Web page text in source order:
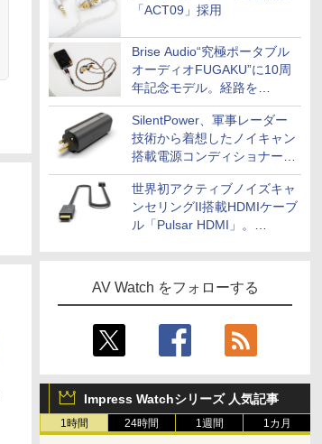
「ACT09」採用
Brise Audio“究極ポータブル
オーディオFUGAKU”に10周
年記念モデル。経路を
NISHIKIで統一。400万円
SilentPower、軍事レーダー
技術から着想したノイキャン
搭載電源コンディショナー
「AC iPurifier2」
世界初アクティブノイズキャ
ンセリングII搭載HDMIケーブ
ル「Pulsar HDMI」。
AV Watch をフォローする
Impress Watchシリーズ 人気記事
1時間 24時間 1週間 1カ月